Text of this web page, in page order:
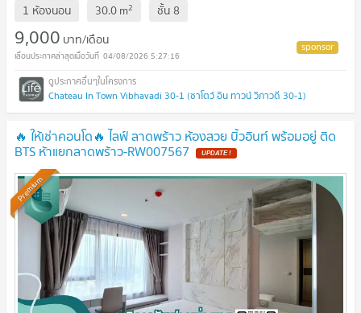
1 ห้องนอน 30.0m2 ชั้น 8
9,000 บาท/เดือน
04/08/2026 5:27:16
Chateau In Town Vibhavadi 30-1 (ชาโตว์ อิน ทาวน์ วิภาวดี 30-1)
🔥 ให้เช่าคอนโด🔥 ไลฟ์ ลาดพร้าว ห้องสวย บิ้วอินท์ พร้อมอยู่ ติด
BTS ห้าแยกลาดพร้าว-RW007567
Premium